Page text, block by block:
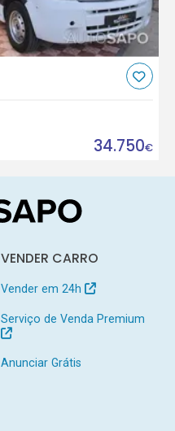
34.750€
VENDER CARRO
Vender em 24h
Serviço de Venda Premium
Anunciar Grátis